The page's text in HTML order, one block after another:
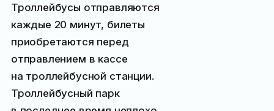
Троллейбусы отправляются
каждые 20 минут, билеты
приобретаются перед
отправлением в кассе
на троллейбусной станции.
Троллейбусный парк